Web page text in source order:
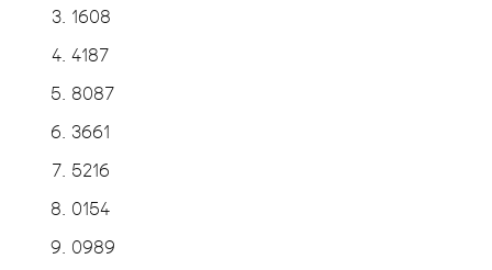
1608
4187
8087
3661
5216
0154
0989